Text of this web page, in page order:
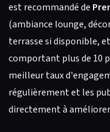
est recommandé de
(ambiance lounge,
terrasse si disponible,
comportant plus de 10
meilleur taux
régulièrement et les
directement à